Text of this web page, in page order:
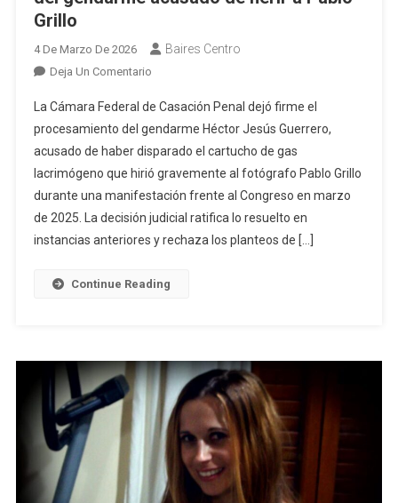
Grillo
4 De Marzo De 2026 Baires Centro
Deja Un ComentarioEn
Justicia
Dejó
Firme
El
Procesamiento
Del
Gendarme
La Cámara Federal de Casación Penal dejó firme el
procesamiento del gendarme Héctor Jesús Guerrero,
acusado de haber disparado el cartucho de gas
lacrimógeno que hirió gravemente al fotógrafo Pablo Grillo
durante una manifestación frente al Congreso en marzo
de 2025. La decisión judicial ratifica lo resuelto en
instancias anteriores y rechaza los planteos de […]
Continue Reading